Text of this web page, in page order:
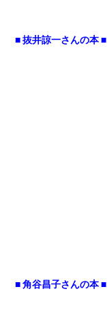
■ 抜井諒一さんの本 ■
■ 角谷昌子さんの本 ■